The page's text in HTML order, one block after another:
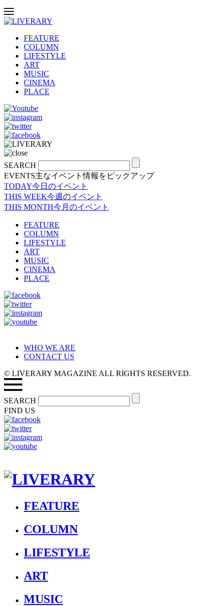
FEATURE
COLUMN
LIFESTYLE
ART
MUSIC
CINEMA
PLACE
SEARCH
EVENTS主なイベント情報をピックアップ
TODAY今日のイベント
THIS WEEK今週のイベント
THIS MONTH今月のイベント
FEATURE
COLUMN
LIFESTYLE
ART
MUSIC
CINEMA
PLACE
WHO WE ARE
CONTACT US
© LIVERARY MAGAZINE ALL RIGHTS RESERVED.
SEARCH
FIND US
FEATURE
COLUMN
LIFESTYLE
ART
MUSIC